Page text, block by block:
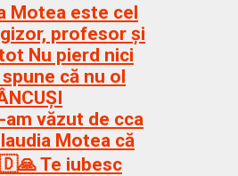
Motea este cel
profesor și
Nu pierd nici
că nu ol
am văzut de cca
Motea că
Te iubesc